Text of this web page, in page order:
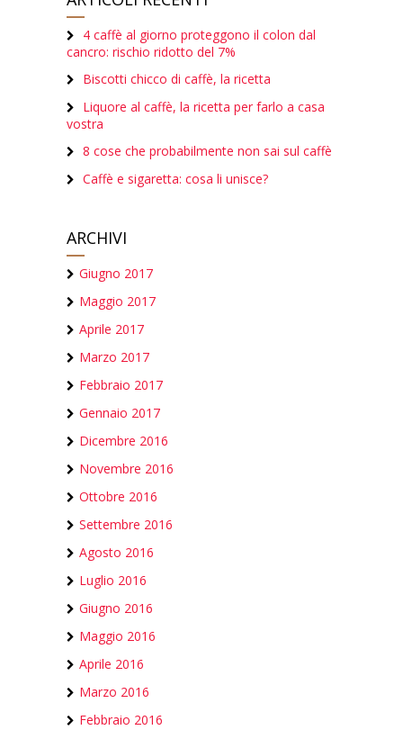
4 caffè al giorno proteggono il colon dal
cancro: rischio ridotto del 7%
Biscotti chicco di caffè, la ricetta
Liquore al caffè, la ricetta per farlo a casa
vostra
8 cose che probabilmente non sai sul caffè
Caffè e sigaretta: cosa li unisce?
ARCHIVI
Giugno 2017
Maggio 2017
Aprile 2017
Marzo 2017
Febbraio 2017
Gennaio 2017
Dicembre 2016
Novembre 2016
Ottobre 2016
Settembre 2016
Agosto 2016
Luglio 2016
Giugno 2016
Maggio 2016
Aprile 2016
Marzo 2016
Febbraio 2016